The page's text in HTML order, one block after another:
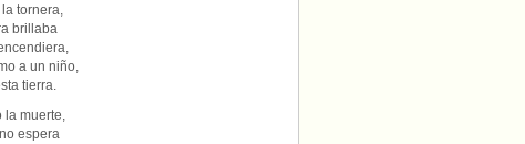
tornera,
brillaba
a un niño,
tierra.
la muerte,
espera